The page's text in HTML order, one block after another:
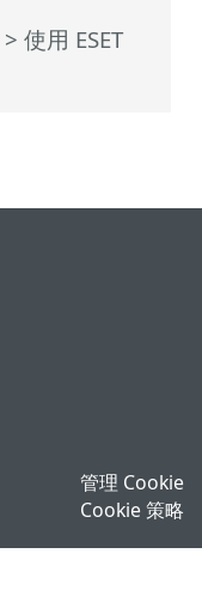
> 使用 ESET
管理 Cookie
Cookie 策略